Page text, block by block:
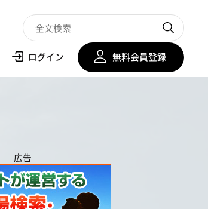
ログイン 無料会員登録
広告